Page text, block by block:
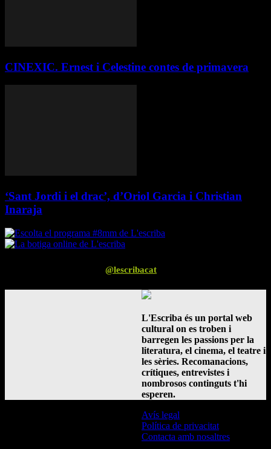
CINEXIC. Ernest i Celestine contes de primavera
‘Sant Jordi i el drac’, d’Oriol Garcia i Christian
Inaraja
@lescribacat
L'Escriba és un portal web
cultural on es troben i
barregen les passions per la
literatura, el cinema, el teatre i
les sèries. Recomanacions,
crítiques, entrevistes i
nombrosos continguts t'hi
esperen.
Avís legal
Política de privacitat
Contacta amb nosaltres